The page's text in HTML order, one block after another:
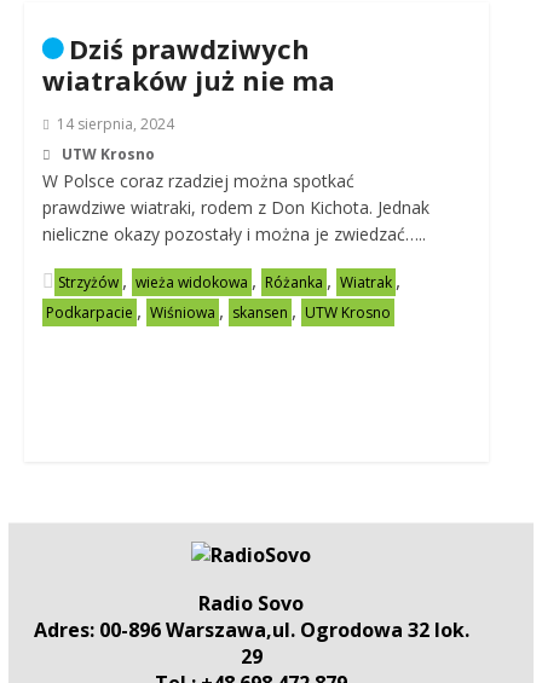
Dziś prawdziwych
wiatraków już nie ma
14 sierpnia, 2024
UTW Krosno
W Polsce coraz rzadziej można spotkać
prawdziwe wiatraki, rodem z Don Kichota. Jednak
nieliczne okazy pozostały i można je zwiedzać…..
Strzyżów , wieża widokowa , Różanka , Wiatrak ,
Podkarpacie , Wiśniowa , skansen , UTW Krosno
Radio Sovo
Adres: 00-896 Warszawa,ul. Ogrodowa 32 lok.
29